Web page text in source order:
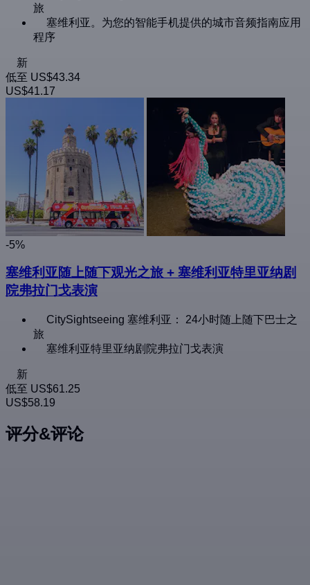
旅
塞维利亚。为您的智能手机提供的城市音频指南应用
程序
新
低至 US$43.34
US$41.17
-5%
塞维利亚随上随下观光之旅 + 塞维利亚特里亚纳剧
院弗拉门戈表演
CitySightseeing 塞维利亚： 24小时随上随下巴士之
旅
塞维利亚特里亚纳剧院弗拉门戈表演
新
低至 US$61.25
US$58.19
评分&评论